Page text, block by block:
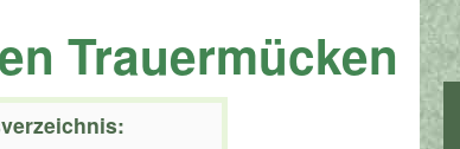
Trauermücken